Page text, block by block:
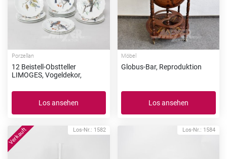
Porzellan
12 Beistell-Obstteller
LIMOGES, Vogeldekor,
Los ansehen
Möbel
Globus-Bar, Reproduktion
Los ansehen
Los-Nr.: 1582 Los-Nr.: 1584